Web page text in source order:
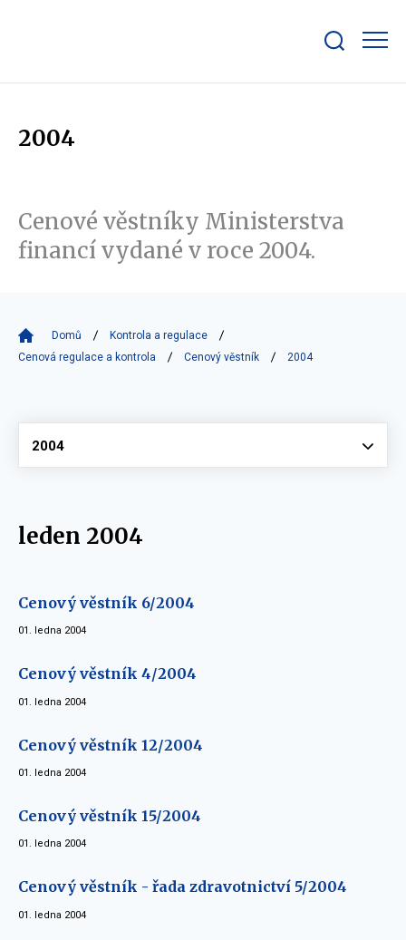
bar
2004
Cenové věstníky Ministerstva
financí vydané v roce 2004.
Domů
Kontrola a regulace
Cenová regulace a kontrola
Cenový věstník 2004
Vyberte
2004
leden 2004
Cenový věstník 6/2004
01. ledna 2004
Cenový věstník 4/2004
01. ledna 2004
Cenový věstník 12/2004
01. ledna 2004
Cenový věstník 15/2004
01. ledna 2004
Cenový věstník - řada zdravotnictví 5/2004
01. ledna 2004